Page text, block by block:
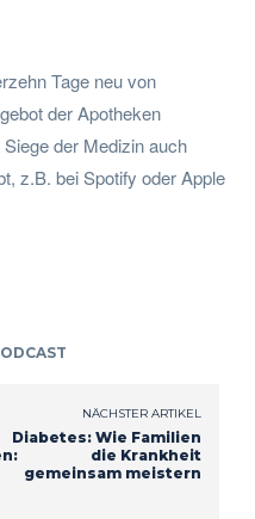
Tage neu von
der Apotheken
der Medizin auch
z.B. bei Spotify oder Apple
NÄCHSTER ARTIKEL
Diabetes: Wie Familien
die Krankheit
gemeinsam meistern